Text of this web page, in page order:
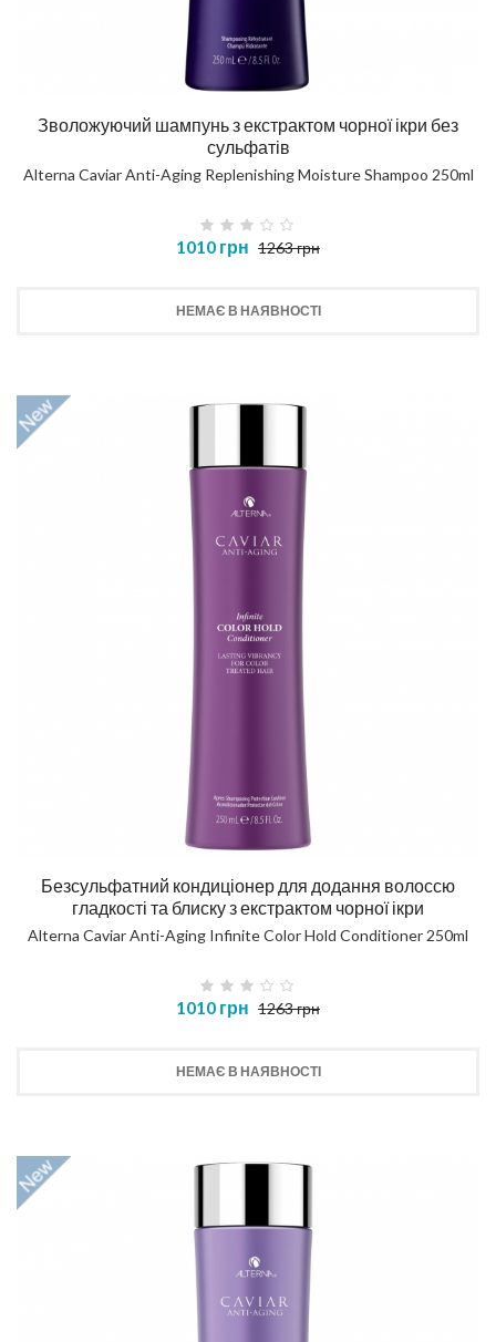
Зволожуючий шампунь з екстрактом чорної ікри без
сульфатів
Alterna Caviar Anti-Aging Replenishing Moisture Shampoo 250ml
1010 грн 1263 грн
НЕМАЄ В НАЯВНОСТІ
Безсульфатний кондиціонер для додання волоссю
гладкості та блиску з екстрактом чорної ікри
Alterna Caviar Anti-Aging Infinite Color Hold Conditioner 250ml
1010 грн 1263 грн
НЕМАЄ В НАЯВНОСТІ